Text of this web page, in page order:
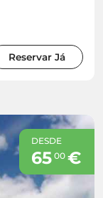
Reservar Já
DESDE
65 00€